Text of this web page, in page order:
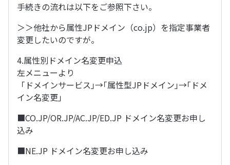
手続きの流れは以下をご参照下さい。
＞＞他社から属性JPドメイン（co.jp）を指定事業者
変更したいのですが。
4.属性別ドメイン名変更申込
左メニューより
「ドメインサービス｣→｢属性型JPドメイン｣→｢ドメ
イン名変更｣
■CO.JP/OR.JP/AC.JP/ED.JP ドメイン名変更お申し
込み
■NE.JP ドメイン名変更お申し込み